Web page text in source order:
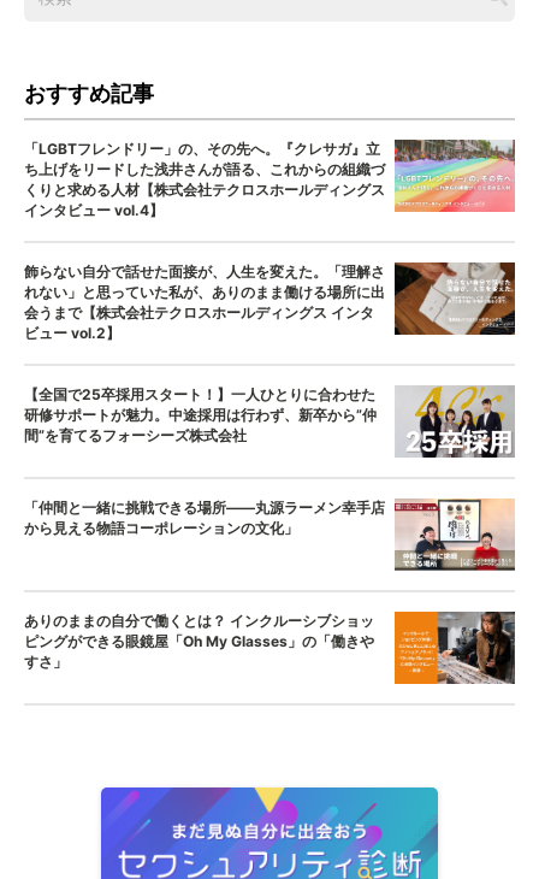
おすすめ記事
「LGBTフレンドリー」の、その先へ。『クレサガ』立
ち上げをリードした浅井さんが語る、これからの組織づ
くりと求める人材【株式会社テクロスホールディングス
インタビュー vol.4】
飾らない自分で話せた面接が、人生を変えた。「理解さ
れない」と思っていた私が、ありのまま働ける場所に出
会うまで【株式会社テクロスホールディングス インタ
ビュー vol.2】
【全国で25卒採用スタート！】一人ひとりに合わせた
研修サポートが魅力。中途採用は行わず、新卒から”仲
間”を育てるフォーシーズ株式会社
「仲間と一緒に挑戦できる場所——丸源ラーメン幸手店
から見える物語コーポレーションの文化」
ありのままの自分で働くとは？ インクルーシブショッ
ピングができる眼鏡屋「Oh My Glasses」の「働きや
すさ」